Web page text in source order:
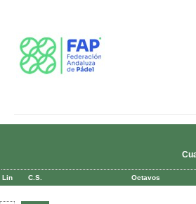
Lin C.S. Octavos